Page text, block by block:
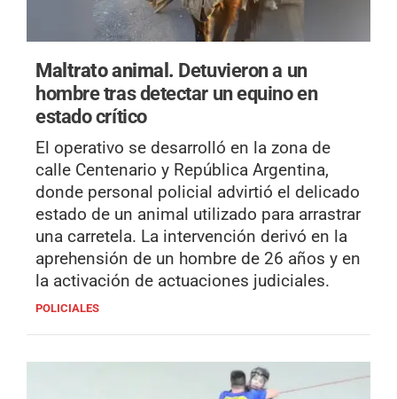
Maltrato animal. Detuvieron a un
hombre tras detectar un equino en
estado crítico
El operativo se desarrolló en la zona de
calle Centenario y República Argentina,
donde personal policial advirtió el delicado
estado de un animal utilizado para arrastrar
una carretela. La intervención derivó en la
aprehensión de un hombre de 26 años y en
la activación de actuaciones judiciales.
POLICIALES